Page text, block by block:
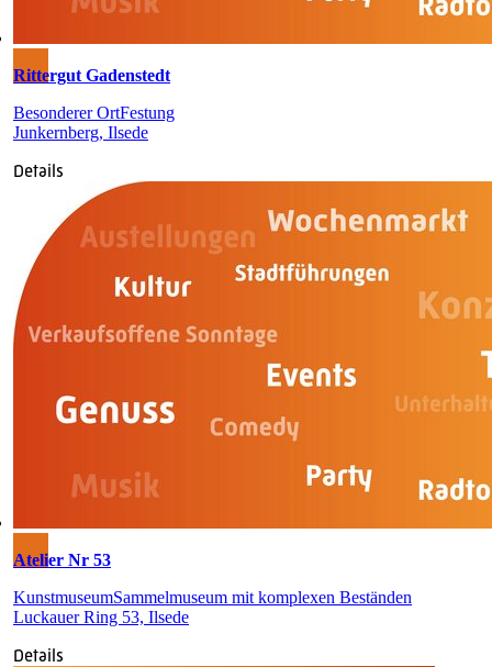
Rittergut Gadenstedt
Besonderer OrtFestung
Junkernberg, Ilsede
Details
Atelier Nr 53
KunstmuseumSammelmuseum mit komplexen Beständen
Luckauer Ring 53, Ilsede
Details